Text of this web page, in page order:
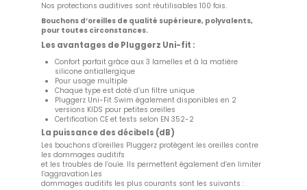
Nos protections auditives sont réutilisables 100 fois.
Bouchons d’oreilles de qualité supérieure, polyvalents,
pour toutes circonstances.
Les avantages de Pluggerz Uni-fit :
Confort parfait grâce aux 3 lamelles et à la matière
silicone antiallergique
Pour usage multiple
Chaque type est doté d’un filtre unique
Pluggerz Uni-Fit Swim également disponibles en 2
versions KIDS pour petites oreilles
Certification CE et tests selon EN 352-2
La puissance des décibels (dB)
Les bouchons d’oreilles Pluggerz protègent les oreilles contre
les dommages auditifs
et les troubles de l’ouïe. Ils permettent également d’en limiter
l’aggravation.Les
dommages auditifs les plus courants sont les suivants :